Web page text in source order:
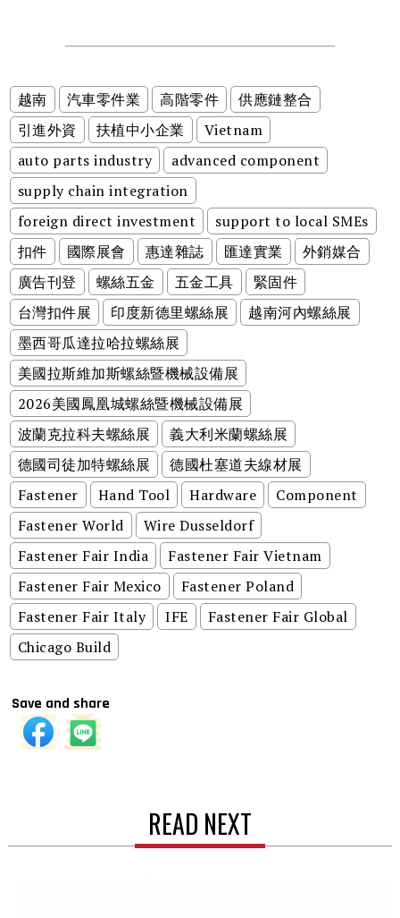
越南 汽車零件業 高階零件
供應鏈整合
引進外資
扶植中小企業
Vietnam
auto parts industry
advanced component
supply chain integration
foreign direct investment
support to local SMEs
扣件
國際展會 惠達雜誌 匯達實業
外銷媒合
廣告刊登
螺絲五金 五金工具
緊固件
台灣扣件展
印度新德里螺絲展
越南河內螺絲展
墨西哥瓜達拉哈拉螺絲展
美國拉斯維加斯螺絲暨機械設備展
2026美國鳳凰城螺絲暨機械設備展
波蘭克拉科夫螺絲展
義大利米蘭螺絲展
德國司徒加特螺絲展
德國杜塞道夫線材展
Fastener
Hand Tool Hardware
Component
Fastener World
Wire Dusseldorf
Fastener Fair India
Fastener Fair Vietnam
Fastener Fair Mexico
Fastener Poland
Fastener Fair Italy
IFE
Fastener Fair Global
Chicago Build
Save and share
READ NEXT